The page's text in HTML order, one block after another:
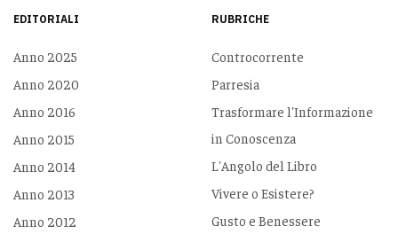
EDITORIALI
Anno 2025
Anno 2020
Anno 2016
Anno 2015
Anno 2014
Anno 2013
Anno 2012
RUBRICHE
Controcorrente
Parresia
Trasformare l'Informazione
in Conoscenza
L'Angolo del Libro
Vivere o Esistere?
Gusto e Benessere